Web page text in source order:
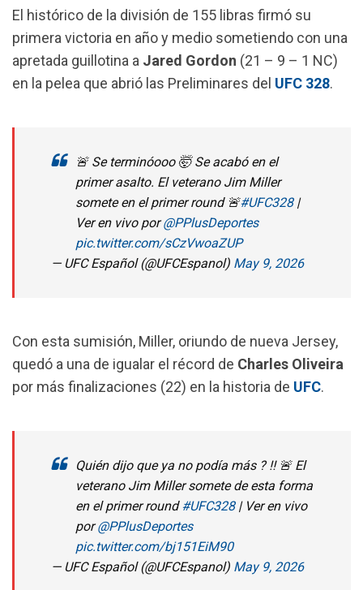
o
o
k
A
p
p
r
a
m
El histórico de la división de 155 libras firmó su
primera victoria en año y medio sometiendo con una
apretada guillotina a Jared Gordon (21 – 9 – 1 NC)
en la pelea que abrió las Preliminares del UFC 328.
🚨 Se terminóooo 🤯 Se acabó en el
primer asalto. El veterano Jim Miller
somete en el primer round 🚨#UFC328|
Ver en vivo por@PPlusDeportes
pic.twitter.com/sCzVwoaZUP
— UFC Español (@UFCEspanol) May 9, 2026
Con esta sumisión, Miller, oriundo de nueva Jersey,
quedó a una de igualar el récord de Charles Oliveira
por más finalizaciones (22) en la historia de UFC.
Quién dijo que ya no podía más ? ‼️ 🚨 El
veterano Jim Miller somete de esta forma
en el primer round#UFC328| Ver en vivo
por@PPlusDeportes
pic.twitter.com/bj151EiM90
— UFC Español (@UFCEspanol) May 9, 2026